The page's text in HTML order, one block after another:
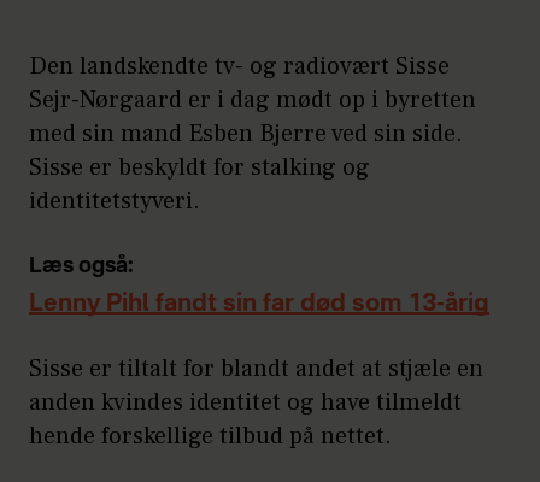
Den landskendte tv- og radiovært Sisse
Sejr-Nørgaard er i dag mødt op i byretten
med sin mand Esben Bjerre ved sin side.
Sisse er beskyldt for stalking og
identitetstyveri.
Læs også:
Lenny Pihl fandt sin far død som 13-årig
Sisse er tiltalt for blandt andet at stjæle en
anden kvindes identitet og have tilmeldt
hende forskellige tilbud på nettet.